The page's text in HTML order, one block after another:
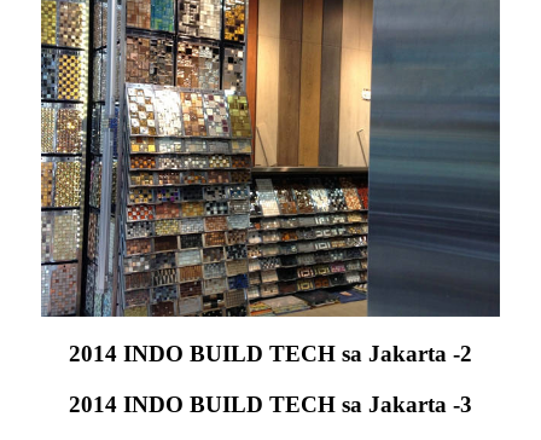
2014 INDO BUILD TECH sa Jakarta -2
2014 INDO BUILD TECH sa Jakarta -3